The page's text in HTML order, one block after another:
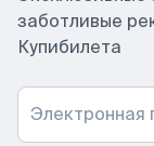
заботливые
Купибилета
Электронная